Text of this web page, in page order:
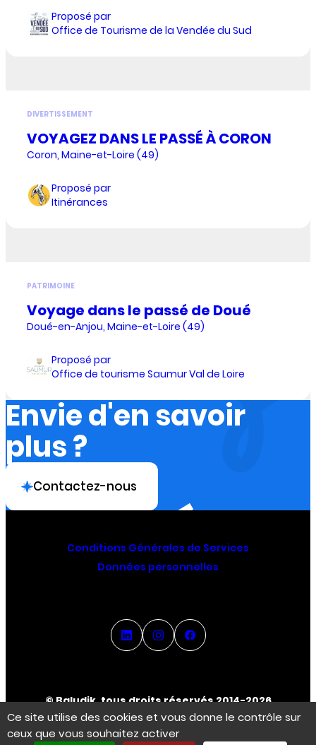
Proposé par
Office de Tourisme de la Vendée du Sud
DIVERTISSEMENT
VOYAGEZ DANS LE PASSÉ À CORON
Coron, Maine-et-Loire (49)
Proposé par
Itinérances
PATRIMOINE
Voyage dans le passé de Doué
Doué-en-Anjou, Maine-et-Loire (49)
Proposé par
Office de tourisme Saumur Val de Loire
Envie d'en savoir
plus ?
Contactez-nous
Conditions Générales de Services
Données personnelles
© Baludik, tous droits réservés 2014-2026
Espace Créateur
Ce site utilise des cookies et vous donne le contrôle sur
ceux que vous souhaitez activer